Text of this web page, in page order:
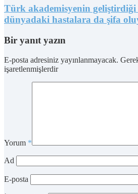
Türk akademisyenin
dünyadaki hastalara da şifa
Bir yanıt yazın
E-posta adresiniz yayınlanmayacak.
işaretlenmişlerdir
Yorum *
Ad
E-posta